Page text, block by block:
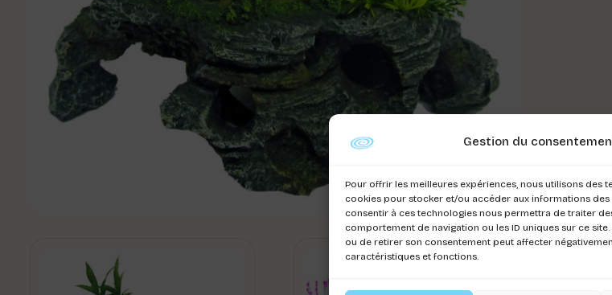
Gestion du
Pour offrir les meilleures expériences, nous utilisons des
cookies pour stocker et/ou accéder aux informations des
consentir à ces technologies nous permettra de traiter
comportement de navigation ou les ID uniques sur ce
ou de retirer son consentement peut affecter
caractéristiques et fonctions.